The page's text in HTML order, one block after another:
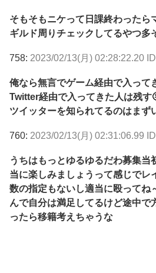
そもそもニケって日課終わったら
ギルド周りチェックしてるやつ多
758: 2023/02/13(月) 02:28:22.20
俺なら無言でゲーム経由で入って
Twitter経由で入ってきた人は残す
ツイッターを知られてるのはまず
760: 2023/02/13(月) 02:31:06.99
うちはもっとゆるゆるだわ募集当
当に楽しみましょうって感じでレ
数の指定もないし適当に殴ってね
んで自分は満足してるけど途中で
ったら移籍考えちゃうな